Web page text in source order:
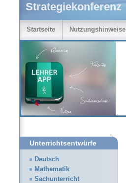
Strategiekonferenz
Startseite Nutzungshinweise
Unterrichtsentwürfe
Deutsch
Mathematik
Sachunterricht